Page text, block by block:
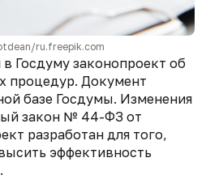
ru.freepik.com
Госдуму законопроект об
процедур. Документ
базе Госдумы. Изменения
ый закон № 44-ФЗ от
разработан для того,
эффективность